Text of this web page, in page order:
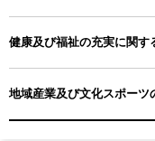
健康及び福祉の充実に関す
地域産業及び文化スポーツ